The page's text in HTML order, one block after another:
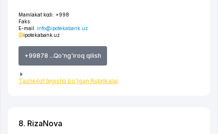
Mamlakat kodi: +998
Faks:
E-mail: info@ipotekabank.uz
ipotekabank.uz
+99878 ...Qo'ng'iroq qilish
Tashkilot tegishli bo'lgan Rubrikalar
8. RizaNova